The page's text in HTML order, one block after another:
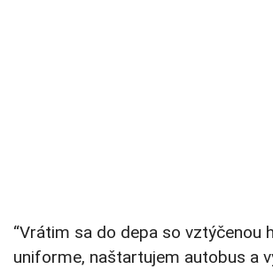
“Vrátim sa do depa so vztýčenou
uniforme, naštartujem autobus a